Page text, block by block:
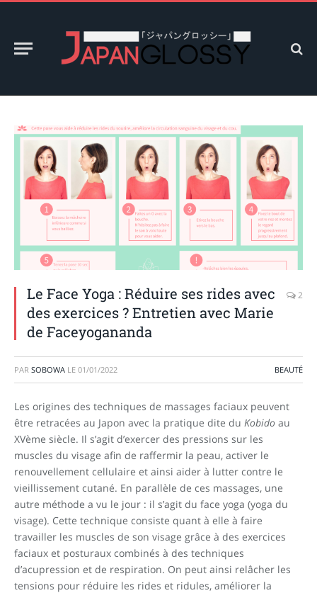
Le Face Yoga : Réduire ses rides avec
des exercices ? Entretien avec Marie
de Faceyogananda
2
PAR SOBOWA LE 01/01/2022 BEAUTÉ
Les origines des techniques de massages faciaux peuvent
être retracées au Japon avec la pratique dite du Kobido au
XVème siècle. Il s’agit d’exercer des pressions sur les
muscles du visage afin de raffermir la peau, activer le
renouvellement cellulaire et ainsi aider à lutter contre le
vieillissement cutané. En parallèle de ces massages, une
autre méthode a vu le jour : il s’agit du face yoga (yoga du
visage). Cette technique consiste quant à elle à faire
travailler les muscles de son visage grâce à des exercices
faciaux et posturaux combinés à des techniques
d’acupression et de respiration. On peut ainsi relâcher les
tensions pour réduire les rides et ridules, améliorer la